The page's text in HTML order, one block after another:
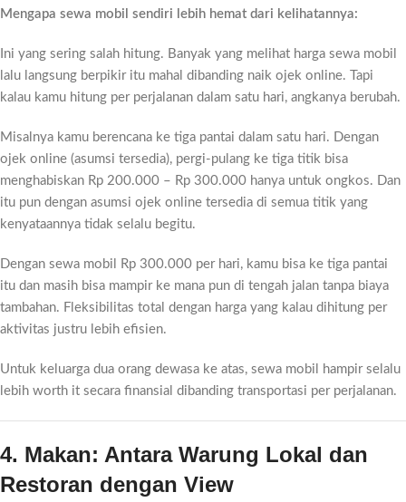
Mengapa sewa mobil sendiri lebih hemat dari kelihatannya:
Ini yang sering salah hitung. Banyak yang melihat harga sewa mobil
lalu langsung berpikir itu mahal dibanding naik ojek online. Tapi
kalau kamu hitung per perjalanan dalam satu hari, angkanya berubah.
Misalnya kamu berencana ke tiga pantai dalam satu hari. Dengan
ojek online (asumsi tersedia), pergi-pulang ke tiga titik bisa
menghabiskan Rp 200.000 – Rp 300.000 hanya untuk ongkos. Dan
itu pun dengan asumsi ojek online tersedia di semua titik yang
kenyataannya tidak selalu begitu.
Dengan sewa mobil Rp 300.000 per hari, kamu bisa ke tiga pantai
itu dan masih bisa mampir ke mana pun di tengah jalan tanpa biaya
tambahan. Fleksibilitas total dengan harga yang kalau dihitung per
aktivitas justru lebih efisien.
Untuk keluarga dua orang dewasa ke atas, sewa mobil hampir selalu
lebih worth it secara finansial dibanding transportasi per perjalanan.
4. Makan: Antara Warung Lokal dan
Restoran dengan View